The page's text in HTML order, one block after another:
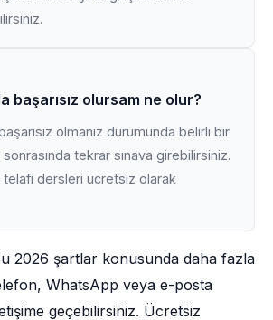
başarısız olursam ne olur?
olmanız durumunda belirli bir
tekrar sınava girebilirsiniz.
dersleri ücretsiz olarak
2026 şartlar konusunda daha fazla
WhatsApp veya e-posta
geçebilirsiniz. Ücretsiz